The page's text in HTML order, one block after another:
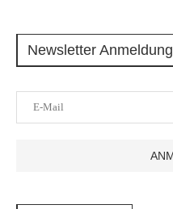
Newsletter Anmeldung